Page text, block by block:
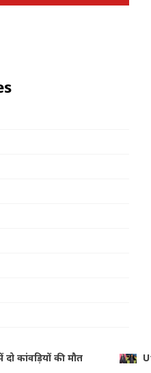
की बेटी ने दुनिया में लहराया